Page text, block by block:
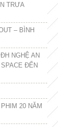
TRƯA
– BÌNH
NGHỆ AN
ĐẾN
20 NĂM